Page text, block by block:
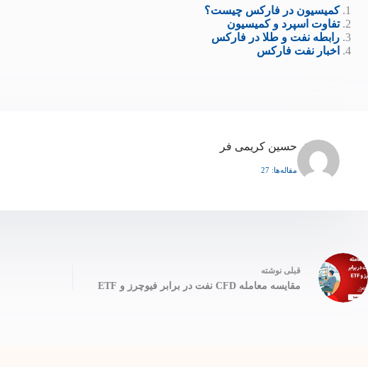
کمیسیون در فارکس چیست؟
تفاوت اسپرد و کمیسیون
رابطه نفت و طلا در فارکس
اخبار نفت فارکس
حسین کریمی فر
مقاله‌ها: 27
قبلی نوشته
مقایسه معامله CFD نفت در برابر فیوچرز و ETF